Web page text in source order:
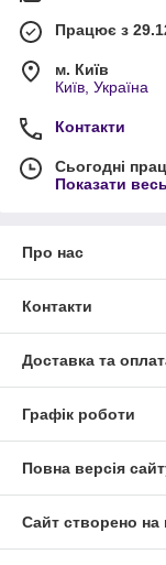
Працює з
м. Київ
Київ, Україна
Контакти
Сьогодні
Показати
Про нас
Контакти
Доставка та
Графік роботи
Повна версія
Сайт створено на